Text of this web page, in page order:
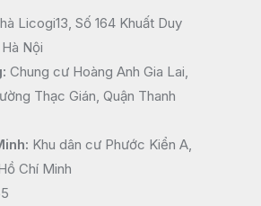
Licogi13, Số 164 Khuất Duy
Nội
Chung cư Hoàng Anh Gia Lai,
Thạc Gián, Quận Thanh
Khu dân cư Phước Kiển A,
Chí Minh